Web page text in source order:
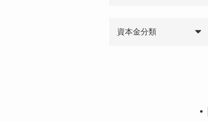
資本金分類